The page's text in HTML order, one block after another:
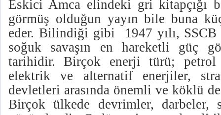
Eskici Amca elindeki gri kitapçığı
görmüş olduğun yayın bile buna
eder. Bilindiği gibi
1947 yılı,
soğuk savaşın en hareketli güç
tarihidir. Birçok enerji türü; petrol
elektrik ve alternatif enerjiler,
devletleri arasında önemli ve köklü
Birçok ülkede devrimler, darbeler,